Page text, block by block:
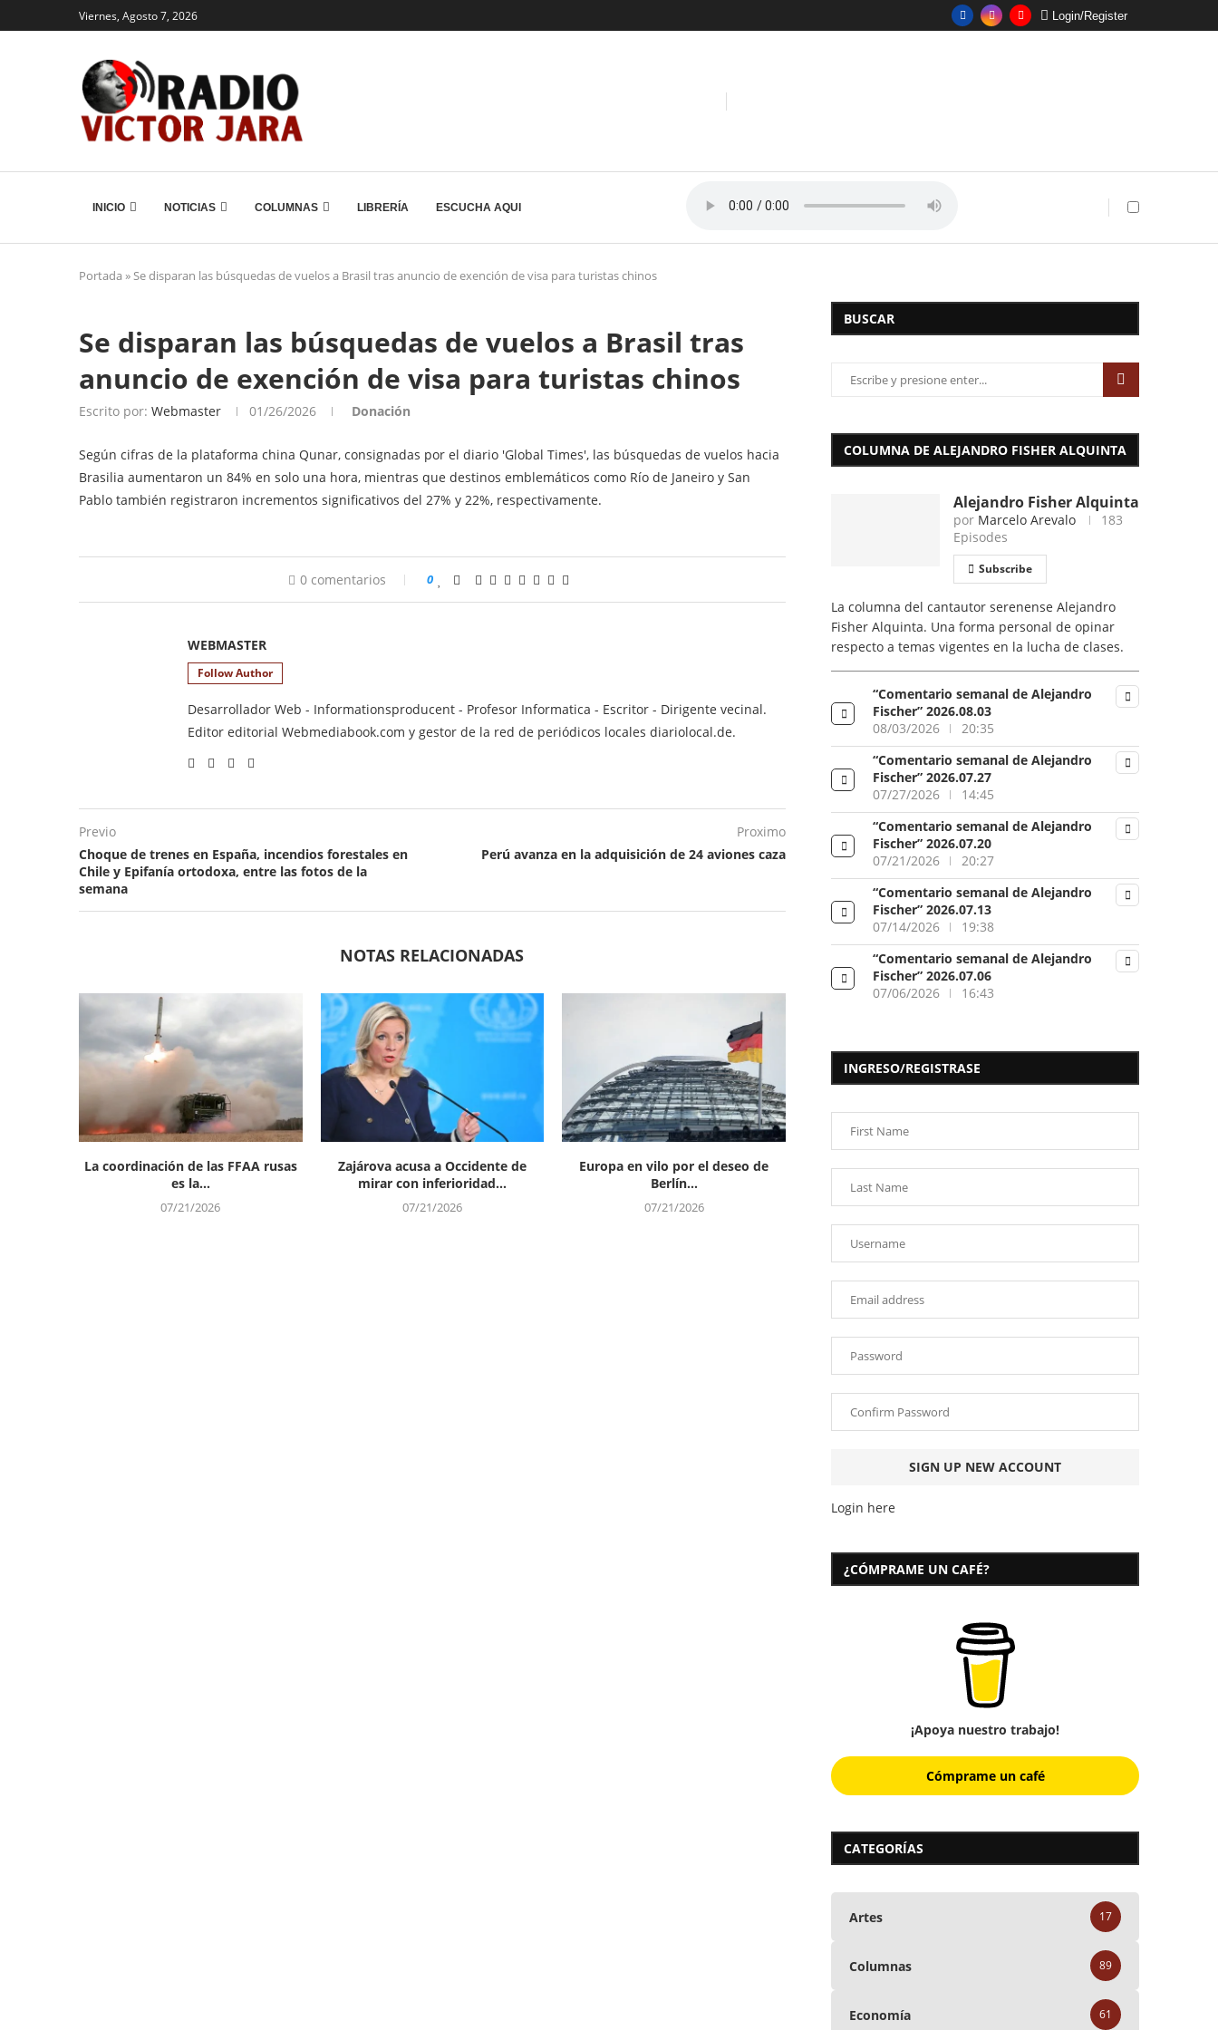
Viernes, Agosto 7, 2026 Login/Register
INICIO NOTICIAS COLUMNAS LIBRERÍA ESCUCHA AQUI
Portada »Se disparan las búsquedas de vuelos a Brasil tras anuncio de exención de visa para turistas chinos
Se disparan las búsquedas de vuelos a Brasil tras
anuncio de exención de visa para turistas chinos
Escrito por: Webmaster 01/26/2026 Donación
Según cifras de la plataforma china Qunar, consignadas por el diario 'Global Times', las búsquedas de vuelos hacia
Brasilia aumentaron un 84% en solo una hora, mientras que destinos emblemáticos como Río de Janeiro y San
Pablo también registraron incrementos significativos del 27% y 22%, respectivamente.
0 comentarios 0
WEBMASTER
Follow Author
Desarrollador Web - Informationsproducent - Profesor Informatica - Escritor - Dirigente vecinal.
Editor editorial Webmediabook.com y gestor de la red de periódicos locales diariolocal.de.
Previo
Choque de trenes en España, incendios forestales en
Chile y Epifanía ortodoxa, entre las fotos de la
semana
Proximo
Perú avanza en la adquisición de 24 aviones caza
NOTAS RELACIONADAS
La coordinación de las FFAA rusas
es la...
07/21/2026
Zajárova acusa a Occidente de
mirar con inferioridad...
07/21/2026
Europa en vilo por el deseo de
Berlín...
07/21/2026
BUSCAR
COLUMNA DE ALEJANDRO FISHER ALQUINTA
Alejandro Fisher Alquinta
por Marcelo Arevalo
183
Episodes
Subscribe
La columna del cantautor serenense Alejandro
Fisher Alquinta. Una forma personal de opinar
respecto a temas vigentes en la lucha de clases.
“Comentario semanal de Alejandro
Fischer” 2026.08.03
08/03/2026
20:35
“Comentario semanal de Alejandro
Fischer” 2026.07.27
07/27/2026
14:45
“Comentario semanal de Alejandro
Fischer” 2026.07.20
07/21/2026
20:27
“Comentario semanal de Alejandro
Fischer” 2026.07.13
07/14/2026
19:38
“Comentario semanal de Alejandro
Fischer” 2026.07.06
07/06/2026
16:43
INGRESO/REGISTRASE
Login here
¿CÓMPRAME UN CAFÉ?
¡Apoya nuestro trabajo!
Cómprame un café
CATEGORÍAS
Artes 17
Columnas 89
Economía 61